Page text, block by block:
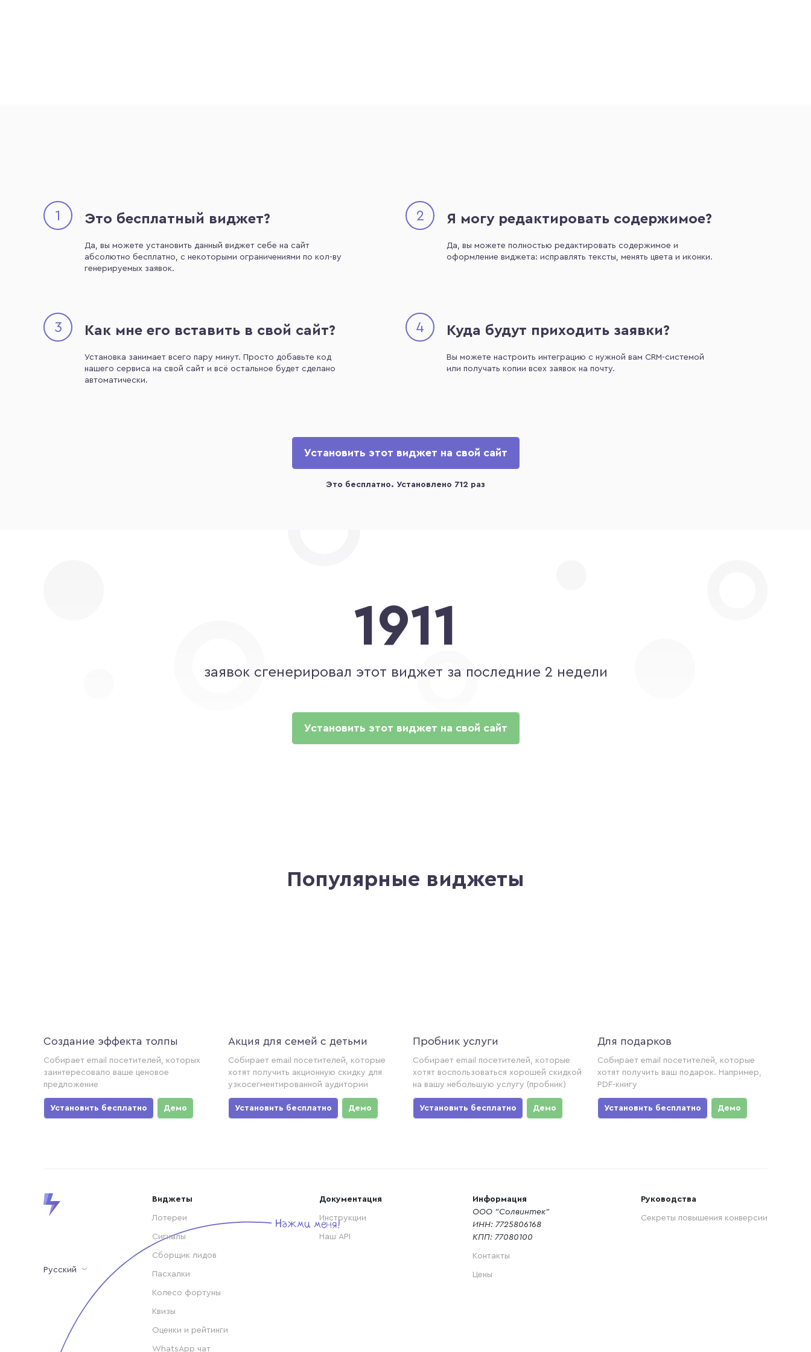
1 Это бесплатный виджет?
Да, вы можете установить данный виджет себе на сайт
абсолютно бесплатно, с некоторыми ограничениями по кол-ву
генерируемых заявок.
2 Я могу редактировать содержимое?
Да, вы можете полностью редактировать содержимое и
оформление виджета: исправлять тексты, менять цвета и иконки.
3 Как мне его вставить в свой сайт?
Установка занимает всего пару минут. Просто добавьте код
нашего сервиса на свой сайт и всё остальное будет сделано
автоматически.
4 Куда будут приходить заявки?
Вы можете настроить интеграцию с нужной вам CRM-системой
или получать копии всех заявок на почту.
Установить этот виджет на свой сайт
1911
заявок сгенерировал этот виджет за последние 2 недели
Установить этот виджет на свой сайт
Популярные виджеты
Создание эффекта толпы
Собирает email посетителей, которых
заинтересовало ваше ценовое
предложение
Установить бесплатно Демо
Акция для семей с детьми
Собирает email посетителей, которые
хотят получить акционную скидку для
узкосегментированной аудитории
Установить бесплатно Демо
Пробник услуги
Собирает email посетителей, которые
хотят воспользоваться хорошей скидкой
на вашу небольшую услугу (пробник)
Установить бесплатно Демо
Для подарков
Собирает email посетителей, которые
хотят получить ваш подарок. Например,
PDF-книгу
Установить бесплатно Демо
Русский
Виджеты
Лотереи
Сигналы
Сборщик лидов
Пасхалки
Колесо фортуны
Квизы
Оценки и рейтинги
WhatsApp чат
Документация
Инструкции
Наш API
Информация
ООО "Солвинтек"
ИНН: 7725806168
КПП: 77080100
Контакты
Цены
Руководства
Секреты повышения конверсии